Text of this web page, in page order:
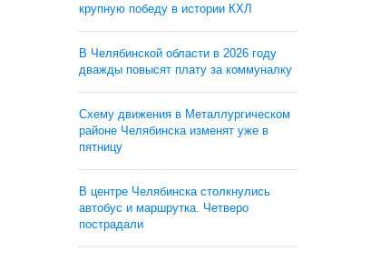
крупную победу в истории КХЛ
В Челябинской области в 2026 году
дважды повысят плату за коммуналку
Схему движения в Металлургическом
районе Челябинска изменят уже в
пятницу
В центре Челябинска столкнулись
автобус и маршрутка. Четверо
пострадали